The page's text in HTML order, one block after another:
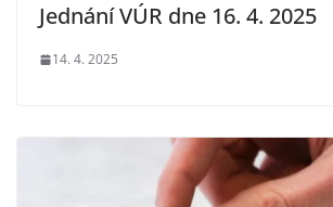
Jednání VÚR dne 16. 4. 2025
14. 4. 2025